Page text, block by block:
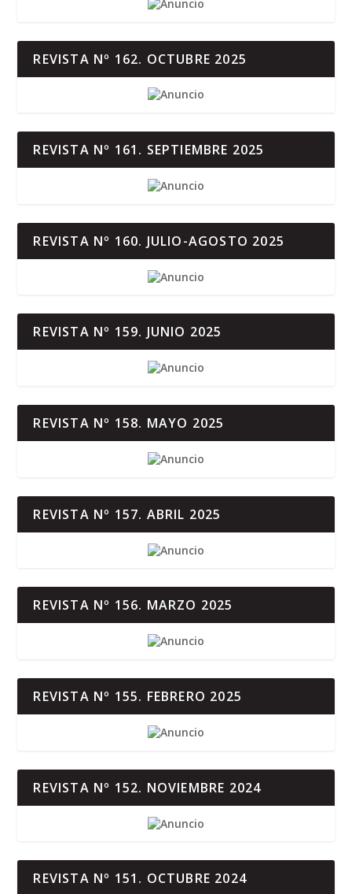
REVISTA Nº 162. OCTUBRE 2025
REVISTA Nº 161. SEPTIEMBRE 2025
REVISTA Nº 160. JULIO-AGOSTO 2025
REVISTA Nº 159. JUNIO 2025
REVISTA Nº 158. MAYO 2025
REVISTA Nº 157. ABRIL 2025
REVISTA Nº 156. MARZO 2025
REVISTA Nº 155. FEBRERO 2025
REVISTA Nº 152. NOVIEMBRE 2024
REVISTA Nº 151. OCTUBRE 2024